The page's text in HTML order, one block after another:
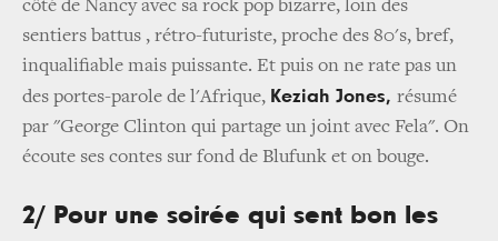
côté de Nancy avec sa rock pop bizarre, loin des
sentiers battus , rétro-futuriste, proche des 80's, bref,
inqualifiable mais puissante. Et puis on ne rate pas un
des portes-parole de l'Afrique, Keziah Jones, résumé
par "George Clinton qui partage un joint avec Fela". On
écoute ses contes sur fond de Blufunk et on bouge.
2/ Pour une soirée qui sent bon les